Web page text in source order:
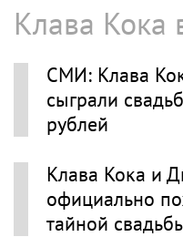
Клава Кока
СМИ: Клава
сыграли
рублей
Клава Кока и
официально
тайной